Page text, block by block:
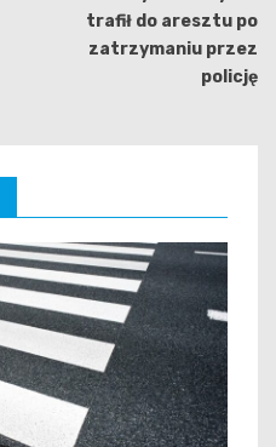
trafił do aresztu po
zatrzymaniu przez
policję